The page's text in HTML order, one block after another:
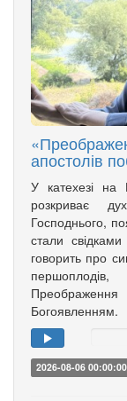
апостолів
У катехезі на
розкриває
Господнього,
стали
говорить про
Богоявленням.
2026-08-06 00:00:00